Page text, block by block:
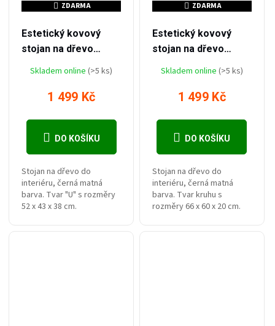
ZDARMA
ZDARMA
Estetický kovový
stojan na dřevo
odnímatelná vložka
pro přenos dřeva,
Skladem online(>5 ks)
1 499 Kč
DO KOŠÍKU
Stojan na dřevo do
interiéru, černá matná
barva. Tvar "U" s rozměry
52 x 43 x 38 cm.
ZDARMA
ZDARMA
Estetický kovový
stojan na dřevo
Skladem online (>5 ks)
1 499 Kč
DO KOŠÍKU
Stojan na dřevo do
interiéru, černá matná
barva. Tvar kruhu s
rozměry 66 x 60 x 20 cm.